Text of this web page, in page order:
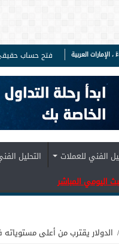
فتح حساب
الفني للعملات التحليل
اليومي المباشر
/ الدولار يقترب من أعلى مستوياته في 16 شهر بفضل التضخم